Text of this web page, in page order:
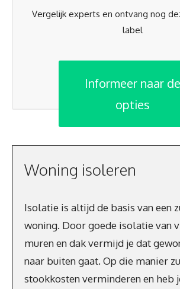
Vergelijk experts en ontvang nog
label
Informeer naar de
opties
Woning isoleren
Isolatie is altijd de basis van een
woning. Door goede isolatie van
muren en dak vermijd je dat
naar buiten gaat. Op die manier
stookkosten verminderen en heb